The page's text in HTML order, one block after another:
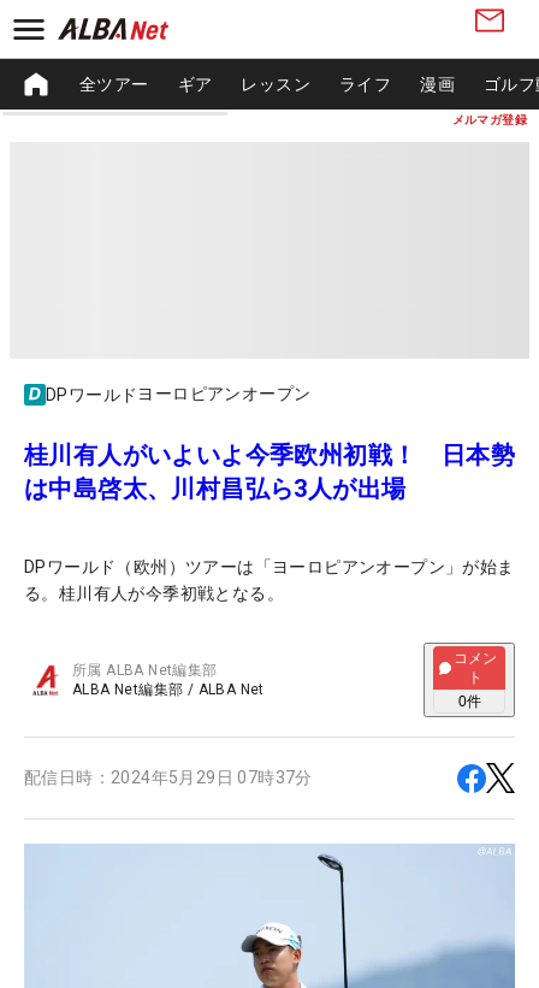
メルマガ登録
全ツアー ギア レッスン ライフ 漫画 ゴル
DPワールド ヨーロピアンオープン
桂川有人がいよいよ今季欧州初戦！ 日本勢
は中島啓太、川村昌弘ら3人が出場
DPワールド（欧州）ツアーは「ヨーロピアンオープン」が始ま
る。桂川有人が今季初戦となる。
所属ALBA Net編集部
ALBA Net編集部 / ALBA Net
コメン
ト
0件
配信日時： 2024年5月29日 07時37分